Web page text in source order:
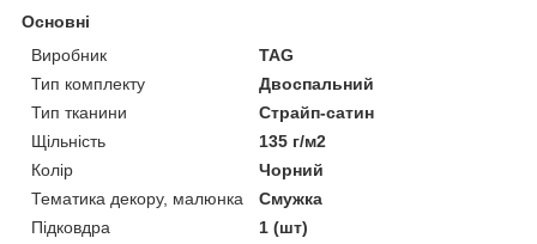
Основні
Виробник
TAG
Тип комплекту
Двоспальний
Тип тканини
Страйп-сатин
Щільність
135 г/м2
Колір
Чорний
Тематика декору, малюнка
Смужка
Підковдра
1 (шт)